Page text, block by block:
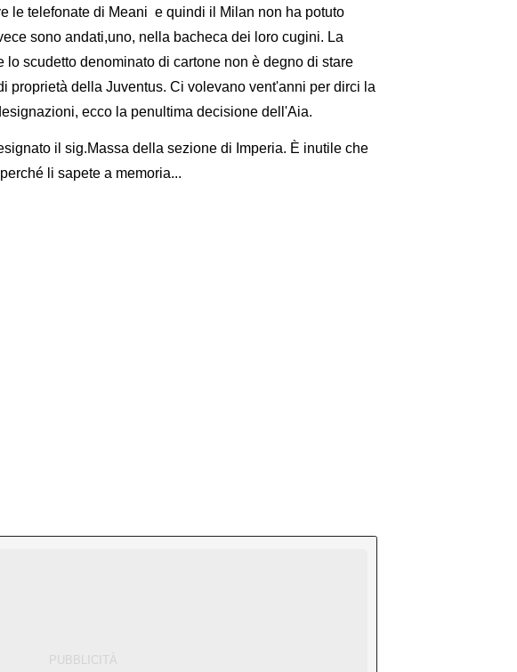
le telefonate di Meani e quindi il Milan non ha potuto
sono andati,uno, nella bacheca dei loro cugini. La
lo scudetto denominato di cartone non è degno di stare
proprietà della Juventus. Ci volevano vent'anni per dirci la
ecco la penultima decisione dell'Aia.
il sig.Massa della sezione di Imperia. È inutile che
li sapete a memoria...